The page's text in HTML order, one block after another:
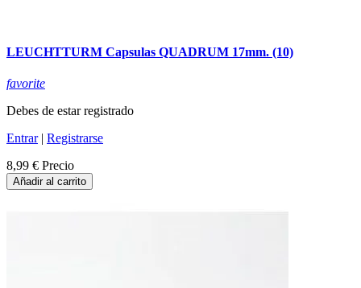
LEUCHTTURM Capsulas QUADRUM 17mm. (10)
favorite
Debes de estar registrado
Entrar| Registrarse
8,99 € Precio
Añadir al carrito